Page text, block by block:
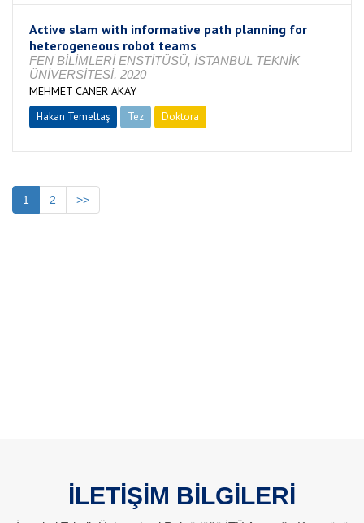
Active slam with informative path planning for
heterogeneous robot teams
FEN BİLİMLERİ ENSTİTÜSÜ, İSTANBUL TEKNİK
ÜNİVERSİTESİ, 2020
MEHMET CANER AKAY
Hakan Temeltaş Tez Doktora
1 2 >>
İLETİŞİM BİLGİLERİ